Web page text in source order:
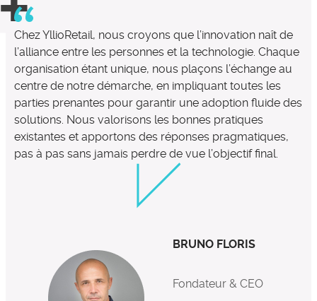
Chez YllioRetail, nous croyons que l’innovation naît de
l’alliance entre les personnes et la technologie. Chaque
organisation étant unique, nous plaçons l’échange au
centre de notre démarche, en impliquant toutes les
parties prenantes pour garantir une adoption fluide des
solutions. Nous valorisons les bonnes pratiques
existantes et apportons des réponses pragmatiques,
pas à pas sans jamais perdre de vue l’objectif final.
BRUNO FLORIS
Fondateur & CEO